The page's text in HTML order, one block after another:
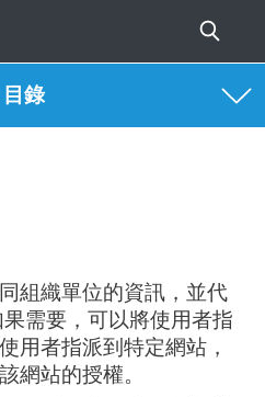
目錄
組織單位的資訊，並代
需要，可以將使用者指
用者指派到特定網站，
網站的授權。